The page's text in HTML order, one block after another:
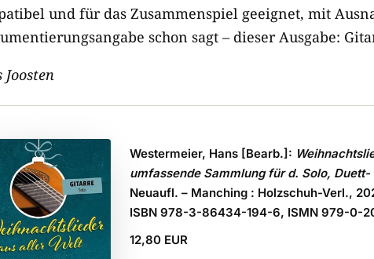
und für das Zusammenspiel geeignet, mit
schon sagt – dieser Ausgabe:
Joosten
Westermeier, Hans [Bearb.]:
umfassende Sammlung für d. Solo,
Neuaufl. – Manching : Holzschuh-Verl.,
ISBN 978-3-86434-194-6, ISMN 979-0-
12,80 EUR